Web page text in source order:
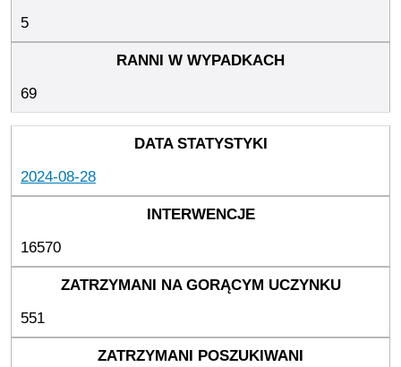
5
69
2024-08-28
16570
551